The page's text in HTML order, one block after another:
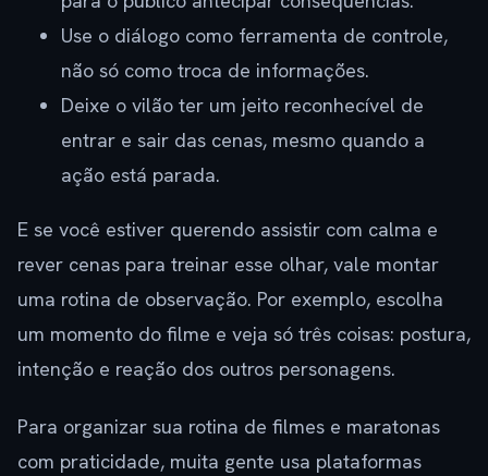
Use o diálogo como ferramenta de controle,
não só como troca de informações.
Deixe o vilão ter um jeito reconhecível de
entrar e sair das cenas, mesmo quando a
ação está parada.
E se você estiver querendo assistir com calma e
rever cenas para treinar esse olhar, vale montar
uma rotina de observação. Por exemplo, escolha
um momento do filme e veja só três coisas: postura,
intenção e reação dos outros personagens.
Para organizar sua rotina de filmes e maratonas
com praticidade, muita gente usa plataformas